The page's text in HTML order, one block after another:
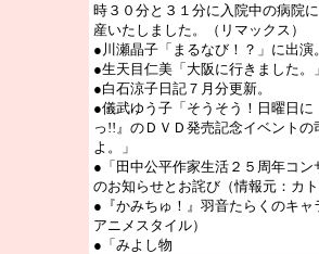
時３０分と３１分に入院中の病院
産いたしました。（リマックス）
●川瀬晶子「まるなび！？」に出演。
●生天目仁美「大阪に行きました。」
●白石涼子日記７月分更新。
●儀武ゆう子「そうそう！日曜日に
っ!!』のＤＶＤ発売記念イベントの
よ。」
●「田中公平作家生活２５周年コン
のお知らせとお詫び（情報元：カト
●『かみちゅ！』羽音たらくのキャ
アニメスタイル）
●「みよし物